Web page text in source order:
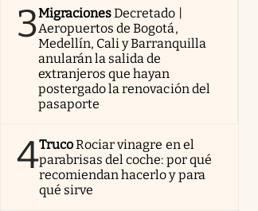
3MigracionesDecretado |
Aeropuertos de Bogotá,
Medellín, Cali y Barranquilla
anularán la salida de
extranjeros que hayan
postergado la renovación del
pasaporte
4TrucoRociar vinagre en el
parabrisas del coche: por qué
recomiendan hacerlo y para
qué sirve